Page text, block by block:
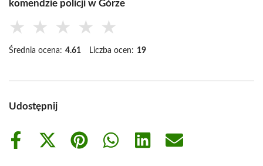
komendzie policji w Górze
★ ★ ★ ★ ★
Średnia ocena: 4.61 Liczba ocen: 19
Udostępnij
Share
Share
Share
Share
Share
Share